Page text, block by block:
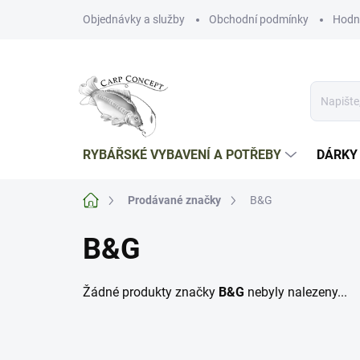
Objednávky a služby Obchodní podmínky
RYBÁŘSKÉ VYBAVENÍ A POTŘEBY
Domů Prodávané značky B&G
B&G
Žádné produkty značky B&G nebyly nalezeny...